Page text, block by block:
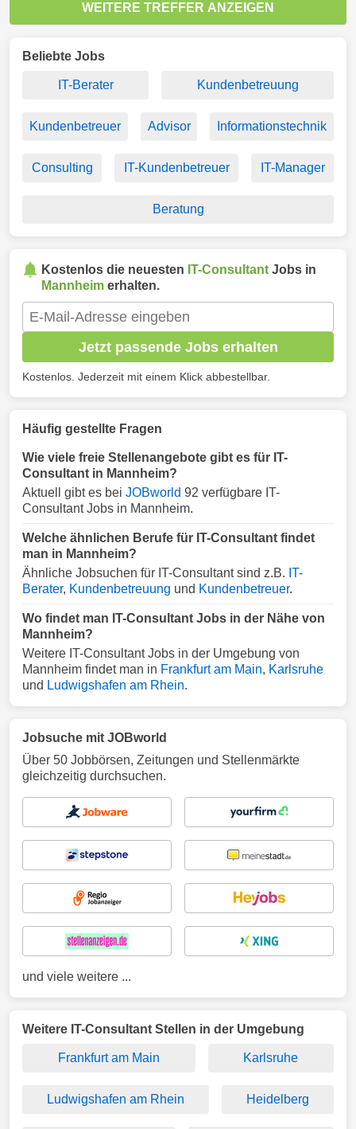
WEITERE TREFFER ANZEIGEN
Beliebte Jobs
IT-Berater Kundenbetreuung
Kundenbetreuer Advisor Informationstechnik
Consulting IT-Kundenbetreuer IT-Manager
Beratung
Kostenlos die neuesten IT-Consultant Jobs in
Mannheim erhalten.
Jetzt passende Jobs erhalten
Kostenlos. Jederzeit mit einem Klick abbestellbar.
Häufig gestellte Fragen
Wie viele freie Stellenangebote gibt es für IT-
Consultant in Mannheim?
Aktuell gibt es bei JOBworld 92 verfügbare IT-
Consultant Jobs in Mannheim.
Welche ähnlichen Berufe für IT-Consultant findet
man in Mannheim?
Ähnliche Jobsuchen für IT-Consultant sind z.B. IT-
Berater, Kundenbetreuung und Kundenbetreuer.
Wo findet man IT-Consultant Jobs in der Nähe von
Mannheim?
Weitere IT-Consultant Jobs in der Umgebung von
Mannheim findet man in Frankfurt am Main, Karlsruhe
und Ludwigshafen am Rhein.
Jobsuche mit JOBworld
Über 50 Jobbörsen, Zeitungen und Stellenmärkte
gleichzeitig durchsuchen.
und viele weitere ...
Weitere IT-Consultant Stellen in der Umgebung
Frankfurt am Main Karlsruhe
Ludwigshafen am Rhein Heidelberg